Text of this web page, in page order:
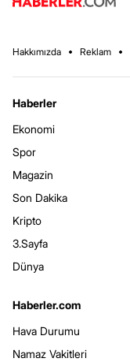
Hakkımızda Reklam
Haberler
Ekonomi
Spor
Magazin
Son Dakika
Kripto
3.Sayfa
Dünya
Haberler.com
Hava Durumu
Namaz Vakitleri